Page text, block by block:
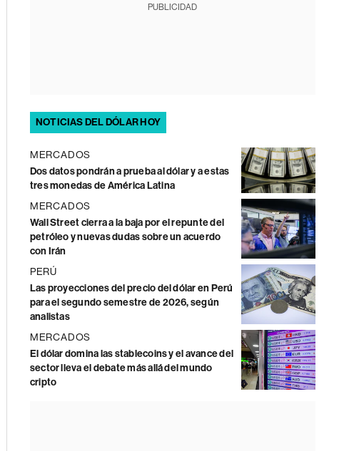
PUBLICIDAD
NOTICIAS DEL DÓLAR HOY
MERCADOS
Dos datos pondrán a prueba al dólar y a estas
tres monedas de América Latina
MERCADOS
Wall Street cierra a la baja por el repunte del
petróleo y nuevas dudas sobre un acuerdo
con Irán
PERÚ
Las proyecciones del precio del dólar en Perú
para el segundo semestre de 2026, según
analistas
MERCADOS
El dólar domina las stablecoins y el avance del
sector lleva el debate más allá del mundo
cripto